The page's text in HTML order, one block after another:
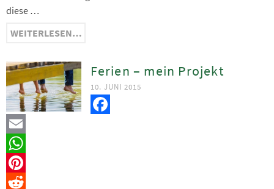
diese …
WEITERLESEN…
Ferien – mein Projekt
10. JUNI 2015
Facebook
Email
WhatsApp
Pinterest